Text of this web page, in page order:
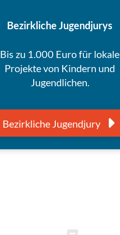
Bezirkliche Jugendjurys
Bis zu 1.000 Euro für lokale
Projekte von Kindern und
Jugendlichen.
Bezirkliche Jugendjury